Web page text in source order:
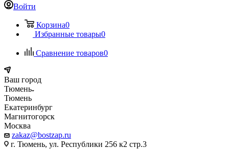
Войти
Корзина0
Избранные товары0
Сравнение товаров0
Ваш город
Тюмень
Тюмень
Екатеринбург
Магнитогорск
Москва
zakaz@bostzap.ru
г. Тюмень, ул. Республики 256 к2 стр.3